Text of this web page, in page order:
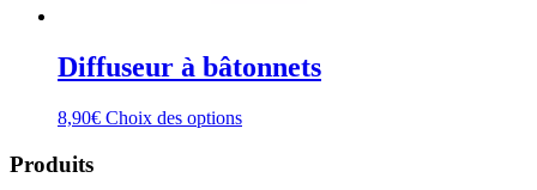
Diffuseur à bâtonnets
8,90€ Choix des optionsCe
Produits